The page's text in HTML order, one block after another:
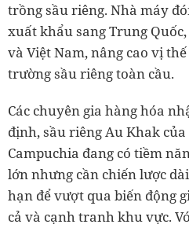
trồng sầu riêng. Nhà máy
xuất khẩu sang Trung
và Việt Nam, nâng cao vị
trường sầu riêng toàn cầu.
Các chuyên gia hàng hóa
định, sầu riêng Au Khak của
Campuchia đang có tiềm
lớn nhưng cần chiến lược dài
hạn để vượt qua biến động
cả và cạnh tranh khu vực.